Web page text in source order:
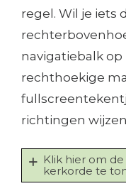
regel. Wil je iets
navigatiebalk
rechthoekige
richtingen
Klik hier om
kerkorde te